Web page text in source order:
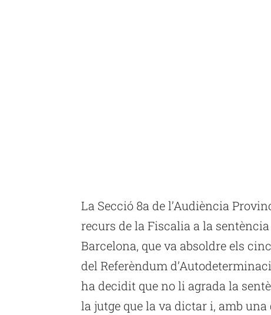
La Secció 8a de l’Audiència
recurs de la Fiscalia a la
Barcelona, que va absoldre els
del Referèndum
ha decidit que no li agrada la
la jutge que la va dictar i, amb